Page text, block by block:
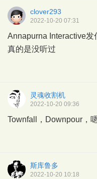
clover293
2022-10-20 07:31
Annapurna Interactive发
真的是没听过
灵魂收割机
2022-10-20 09:36
Townfall，Downpour，
斯库鲁多
2022-10-20 10:18